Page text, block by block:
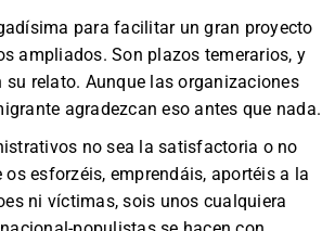
para facilitar un gran proyecto
ampliados. Son plazos temerarios, y
relato. Aunque las organizaciones
agradezcan eso antes que nada.
no sea la satisfactoria o no
esforzéis, emprendáis, aportéis a la
ni víctimas, sois unos cualquiera